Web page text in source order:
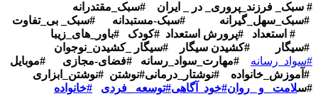
# سبک_ فرزند_پروری_ در _ ایران #سبک_مقتدرانه
#سبک_سهل_گیرانه #سبک-مستبدانه #سبک_ بی_تفاوت
# استعداد #پرورش استعداد #کودک #باور_های_زیبا
#سیگار #کشیدن سیگار #سیگار _کشیدن_نوجوان
#سواد_رسانه
#مهارت_سواد_رسانه #فضای-مجازی #موبایل
#آموزش_خانواده #نوشتار_درمانی#نوشتن #نوشتن_ابزاری
#سلامت _و _روان#خود_آگاهی#توسعه _فردی #خانواده